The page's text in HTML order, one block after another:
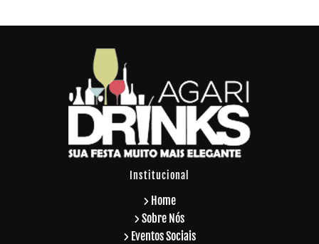
Institucional
Home
Sobre Nós
Eventos Sociais